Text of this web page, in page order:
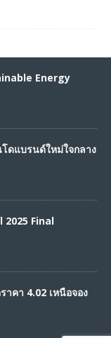
Energy
ดแบรนด์ใหม่ใจกลาง
Final
าคา 4.02 เหนือจอง